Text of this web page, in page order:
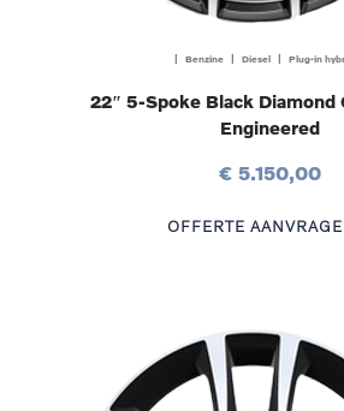
| Benzine | Diesel | Plug-in
22″ 5-Spoke Black Diamond
Engineered
€ 5.150,00
OFFERTE